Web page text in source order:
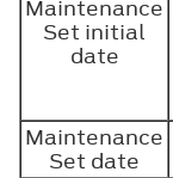
Maintenance
Set initial
date
Maintenance
Set date